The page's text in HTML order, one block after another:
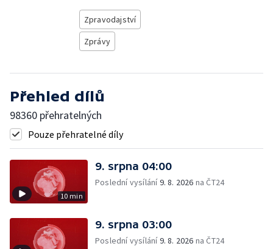
Zpravodajství
Zprávy
Přehled dílů
98360 přehratelných
Pouze přehratelné díly
10 min
9. srpna 04:00
Poslední vysílání9. 8. 2026 na ČT24
9. srpna 03:00
Poslední vysílání9. 8. 2026 na ČT24